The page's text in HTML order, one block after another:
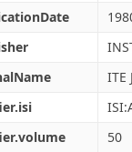
ITE
50